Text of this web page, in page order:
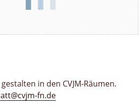
in den CVJM-Räumen.
fn.de